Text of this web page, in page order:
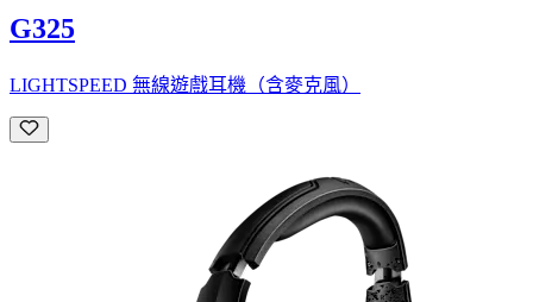
G325
LIGHTSPEED 無線遊戲耳機（含麥克風）